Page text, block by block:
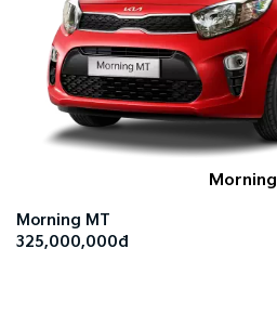
Morning
Morning MT
325,000,000đ